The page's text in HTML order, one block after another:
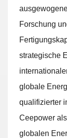
Forschung
strategische
globale
qualifizierter
Ceepower
globalen